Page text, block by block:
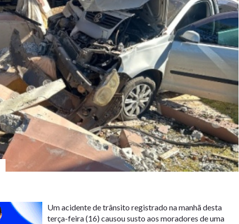
Um acidente de trânsito registrado na manhã desta
terça-feira (16) causou susto aos moradores de uma